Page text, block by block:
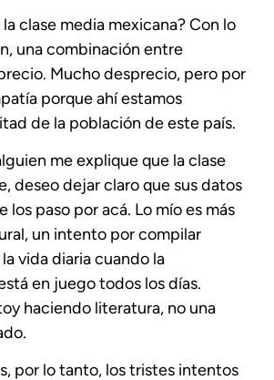
clase media mexicana? Con lo
una combinación entre
Mucho desprecio, pero por
porque ahí estamos
de la población de este país.
me explique que la clase
deseo dejar claro que sus datos
los paso por acá. Lo mío es más
un intento por compilar
vida diaria cuando la
en juego todos los días.
haciendo literatura, no una
por lo tanto, los tristes intentos